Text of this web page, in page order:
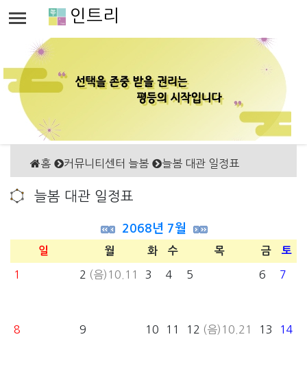
인트리
홈 커뮤니티센터 늘봄 늘봄 대관 일정표
늘봄 대관 일정표
2068년 7월
일 월 화 수 목 금 토
1 2 (음)10.11 3 4 5 6 7
8 9 10 11 12 (음)10.21 13 14